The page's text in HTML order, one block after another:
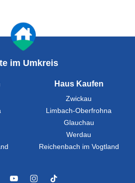
im Umkreis
Haus Kaufen
Zwickau
Limbach-Oberfrohna
Glauchau
Werdau
Reichenbach im Vogtland